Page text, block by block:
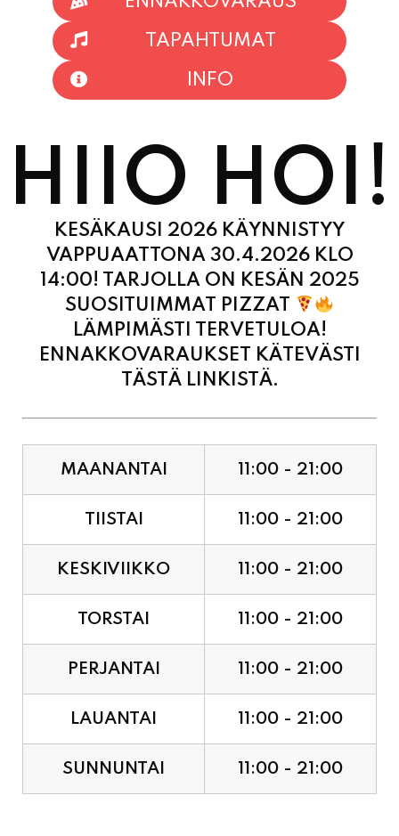
INFO
HIIO HOI!
KESÄKAUSI 2026 KÄYNNISTYY
VAPPUAATTONA 30.4.2026 KLO
14:00! TARJOLLA ON KESÄN 2025
SUOSITUIMMAT PIZZAT
LÄMPIMÄSTI TERVETULOA!
ENNAKKOVARAUKSET KÄTEVÄSTI
TÄSTÄ LINKISTÄ.
TIISTAI 11:00 - 21:00
KESKIVIIKKO 11:00 - 21:00
TORSTAI 11:00 - 21:00
PERJANTAI 11:00 - 21:00
LAUANTAI 11:00 - 21:00
SUNNUNTAI 11:00 - 21:00